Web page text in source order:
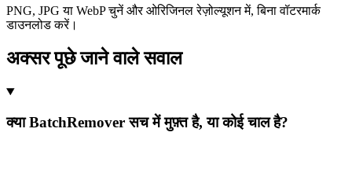
PNG, JPG या WebP चुनें और ओरिजिनल रेज़ोल्यूशन में, बिना वॉटरमार्क
डाउनलोड करें।
अक्सर पूछे जाने वाले सवाल
क्या BatchRemover सच में मुफ़्त है, या कोई चाल है?